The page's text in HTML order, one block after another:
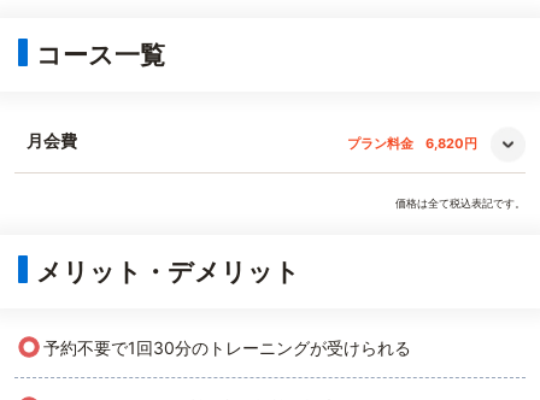
コース一覧
月会費 プラン料金 6,820円
価格は全て税込表記です。
メリット・デメリット
○予約不要で1回30分のトレーニングが受けられる